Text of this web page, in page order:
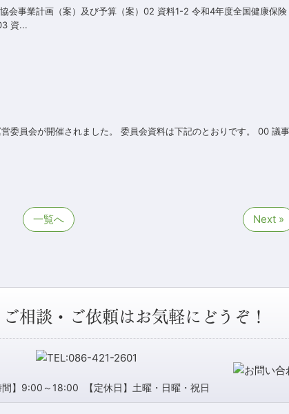
業計画（案）及び予算（案）02 資料1-2 令和4年度全国健康保険
資...
委員会が開催されました。 委員会資料は下記のとおりです。 00 議事
一覧へ Next »
ご相談・ご依頼はお気軽にどうぞ！
間】9:00～18:00 【定休日】土曜・日曜・祝日